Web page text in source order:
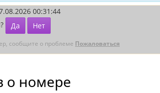
00:31:44
Да Нет
сообщите о проблеме Пожаловаться
о номере